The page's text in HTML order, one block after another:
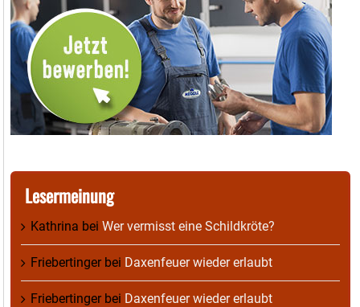
Lesermeinung
Kathrina bei Wer vermisst eine Schildkröte?
Friebertingerbei Daxenfeuer wieder erlaubt
Friebertingerbei Daxenfeuer wieder erlaubt